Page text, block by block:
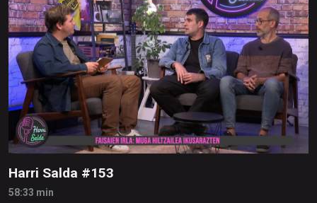
Harri Salda #153
58:33 min